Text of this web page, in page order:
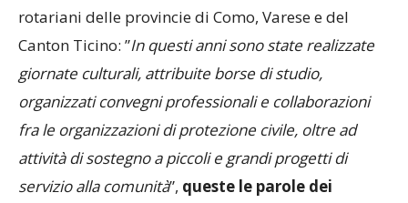
rotariani delle provincie di Como, Varese e del
Canton Ticino: ”In questi anni sono state realizzate
giornate culturali, attribuite borse di studio,
organizzati convegni professionali e collaborazioni
fra le organizzazioni di protezione civile, oltre ad
attività di sostegno a piccoli e grandi progetti di
servizio alla comunità”, queste le parole dei